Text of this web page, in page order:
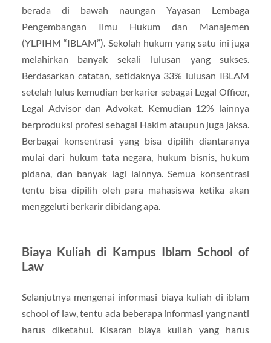
berada di bawah naungan Yayasan Lembaga
Pengembangan Ilmu Hukum dan Manajemen
(YLPIHM “IBLAM”). Sekolah hukum yang satu ini juga
melahirkan banyak sekali lulusan yang sukses.
Berdasarkan catatan, setidaknya 33% lulusan IBLAM
setelah lulus kemudian berkarier sebagai Legal Officer,
Legal Advisor dan Advokat. Kemudian 12% lainnya
berproduksi profesi sebagai Hakim ataupun juga jaksa.
Berbagai konsentrasi yang bisa dipilih diantaranya
mulai dari hukum tata negara, hukum bisnis, hukum
pidana, dan banyak lagi lainnya. Semua konsentrasi
tentu bisa dipilih oleh para mahasiswa ketika akan
menggeluti berkarir dibidang apa.
Biaya Kuliah di Kampus Iblam School of
Law
Selanjutnya mengenai informasi biaya kuliah di iblam
school of law, tentu ada beberapa informasi yang nanti
harus diketahui. Kisaran biaya kuliah yang harus